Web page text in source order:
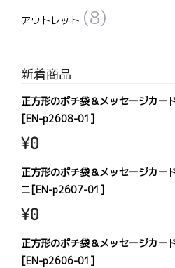
アウトレット (8)
新着商品
正方形のポチ袋＆メッセージカー
[EN-p2608-01]
¥0
正方形のポチ袋＆メッセージカー
ニ[EN-p2607-01]
¥0
正方形のポチ袋＆メッセージカー
[EN-p2606-01]